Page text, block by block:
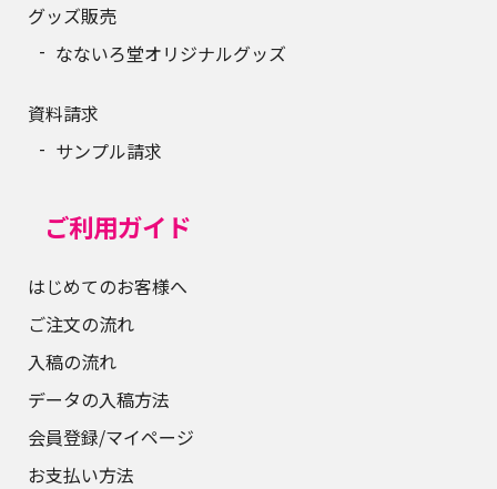
グッズ販売
なないろ堂オリジナルグッズ
資料請求
サンプル請求
ご利用ガイド
はじめてのお客様へ
ご注文の流れ
入稿の流れ
データの入稿方法
会員登録/マイページ
お支払い方法